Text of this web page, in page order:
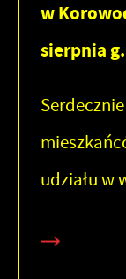
w
sierpnia
udziału w